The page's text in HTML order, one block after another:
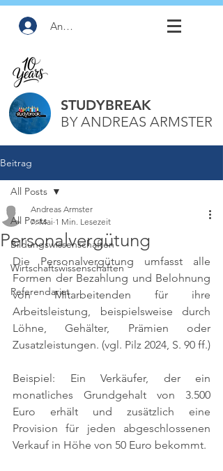
Anmelden
STUDYBREAK
BY ANDREAS ARMSTER
Beitrag
All Posts
Bildungswissenschaften
Wirtschaftswissenschaften
Referendariat
All Posts
Personalvergütung
Andreas Armster
7. Mai 1 Min. Lesezeit
Die Personalvergütung umfasst alle
Formen der Bezahlung und Belohnung
von Mitarbeitenden für ihre
Arbeitsleistung, beispielsweise durch
Löhne, Gehälter, Prämien oder
Zusatzleistungen. (vgl. Pilz 2024, S. 90 ff.)
Beispiel: Ein Verkäufer, der ein
monatliches Grundgehalt von 3.500
Euro erhält und zusätzlich eine
Provision für jeden abgeschlossenen
Verkauf in Höhe von 50 Euro bekommt.